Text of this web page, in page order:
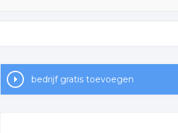
bedrijf gratis toevoegen